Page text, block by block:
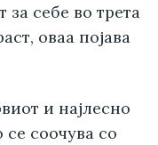
за себе во трета
оваа појава
и најлесно
соочува со